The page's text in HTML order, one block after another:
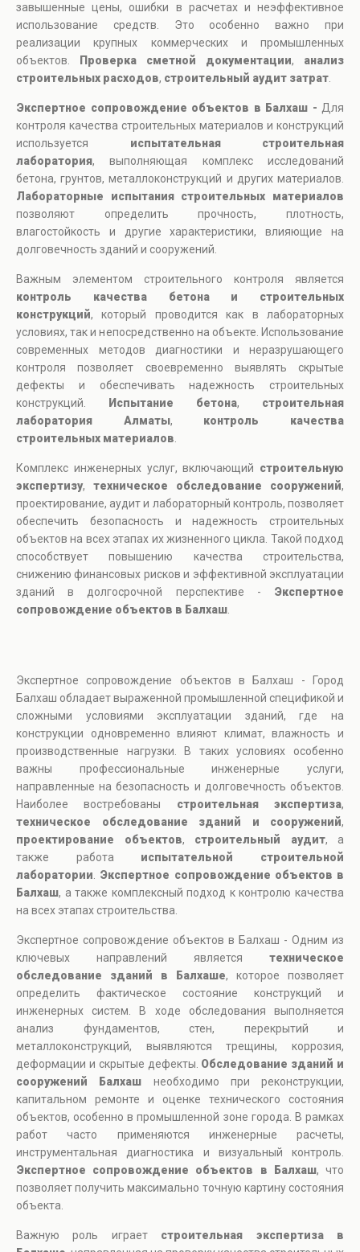
завышенные цены, ошибки в расчетах и неэффективное
использование средств. Это особенно важно при
реализации крупных коммерческих и промышленных
объектов.
Проверка сметной документации, анализ
строительных расходов, строительный аудит затрат
Экспертное сопровождение объектов в Балхаш - Для
контроля качества строительных материалов и конструкций
используется испытательная строительная
лаборатория, выполняющая комплекс исследований
бетона, грунтов, металлоконструкций и других материалов.
Лабораторные испытания строительных материалов
позволяют определить прочность, плотность,
влагостойкость и другие характеристики, влияющие на
долговечность зданий и сооружений.
Важным элементом строительного контроля является
контроль качества бетона и строительных
конструкций, который проводится как в лабораторных
условиях, так и непосредственно на объекте. Использование
современных методов диагностики и неразрушающего
контроля позволяет своевременно выявлять скрытые
дефекты и обеспечивать надежность строительных
конструкций.
Испытание бетона, строительная
лаборатория Алматы, контроль качества
строительных материалов
Комплекс инженерных услуг, включающий строительную
экспертизу, техническое обследование сооружений,
проектирование, аудит и лабораторный контроль, позволяет
обеспечить безопасность и надежность строительных
объектов на всех этапах их жизненного цикла. Такой подход
способствует повышению качества строительства,
снижению финансовых рисков и эффективной эксплуатации
зданий в долгосрочной перспективе - Экспертное
сопровождение объектов в Балхаш
Экспертное сопровождение объектов в Балхаш - Город
Балхаш обладает выраженной промышленной спецификой и
сложными условиями эксплуатации зданий, где на
конструкции одновременно влияют климат, влажность и
производственные нагрузки. В таких условиях особенно
важны профессиональные инженерные услуги,
направленные на безопасность и долговечность объектов.
Наиболее востребованы строительная экспертиза,
техническое обследование зданий и сооружений,
проектирование объектов, строительный аудит, а
также работа испытательной строительной
лаборатории
Экспертное сопровождение объектов в
Балхаш, а также комплексный подход к контролю качества
на всех этапах строительства.
Экспертное сопровождение объектов в Балхаш - Одним из
ключевых направлений является техническое
обследование зданий в Балхаше, которое позволяет
определить фактическое состояние конструкций и
инженерных систем. В ходе обследования выполняется
анализ фундаментов, стен, перекрытий и
металлоконструкций, выявляются трещины, коррозия,
деформации и скрытые дефекты. Обследование зданий и
сооружений Балхаш необходимо при реконструкции,
капитальном ремонте и оценке технического состояния
объектов, особенно в промышленной зоне города. В рамках
работ часто применяются инженерные расчеты,
инструментальная диагностика и визуальный контроль.
Экспертное сопровождение объектов в Балхаш, что
позволяет получить максимально точную картину состояния
объекта.
Важную роль играет строительная экспертиза в